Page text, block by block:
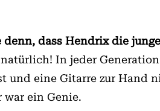
denn, dass Hendrix die
In jeder
und eine Gitarre zur Hand
war ein Genie.